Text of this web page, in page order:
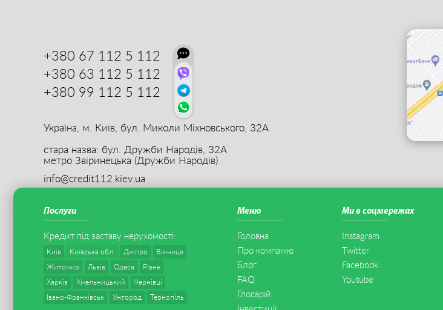
+380 67 112 5 112
+380 63 112 5 112
+380 99 112 5 112
Україна, м. Київ, бул. Миколи Міхновського, 32А
стара назва: бул. Дружби Народів, 32А
метро Звіринецька (Дружби Народів)
info@credit112.kiev.ua
Послуги
Кредит під заставу нерухомості:
Київ Київська обл. Дніпро Вінниця
Житомир Львів Одеса Рівне
Харків Хмельницький Чернівці
Івано-Франківськ Ужгород Тернопіль
Меню
Головна
Про компанію
Блог
FAQ
Глосарій
Ми в соцмережах
Instagram
Twitter
Facebook
Youtube